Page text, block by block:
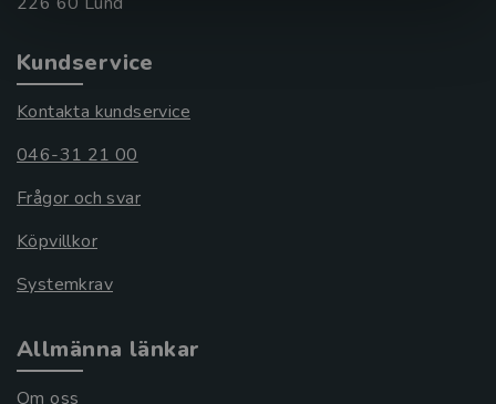
Kundservice
Kontakta kundservice
046-31 21 00
Frågor och svar
Köpvillkor
Systemkrav
Allmänna länkar
Om oss